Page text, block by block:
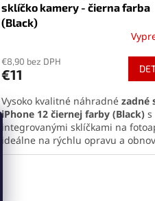
sklíčko kamery - čierna farba
(Black)
€8,90 bez DPH
€11
Vysoko kvalitné náhradné zadné
iPhone 12 čiernej farby (Black) s
integrovanými sklíčkami na
ideálne na rýchlu opravu a
pôvodného vzhľadu telefónu.